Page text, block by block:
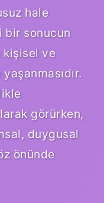
hale
bir sonucun
kişisel ve
görürken,
duygusal
önünde